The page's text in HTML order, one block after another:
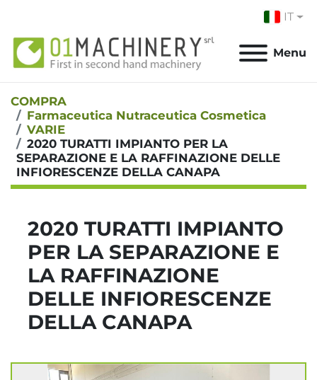
IT
Menu
COMPRA
Farmaceutica Nutraceutica Cosmetica
VARIE
2020 TURATTI IMPIANTO PER LA
SEPARAZIONE E LA RAFFINAZIONE DELLE
INFIORESCENZE DELLA CANAPA
2020 TURATTI IMPIANTO
PER LA SEPARAZIONE E
LA RAFFINAZIONE
DELLE INFIORESCENZE
DELLA CANAPA